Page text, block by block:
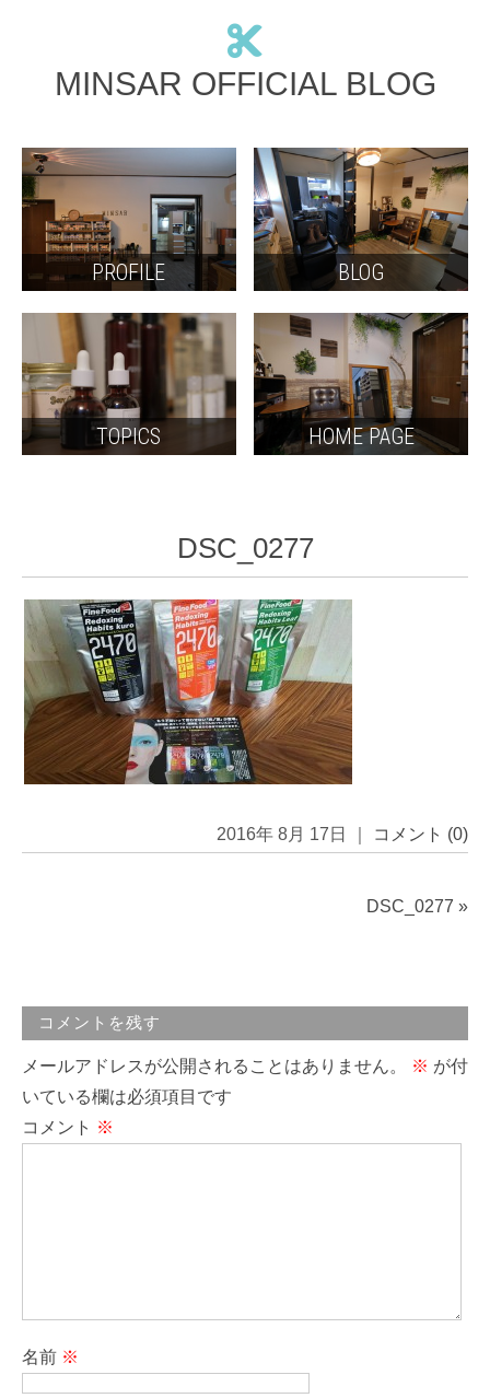
MINSAR OFFICIAL BLOG
PROFILE BLOG
TOPICS HOME PAGE
DSC_0277
2016年 8月 17日 ｜ コメント (0)
DSC_0277 »
コメントを残す
メールアドレスが公開されることはありません。 ※ が付
いている欄は必須項目です
コメント ※
名前 ※